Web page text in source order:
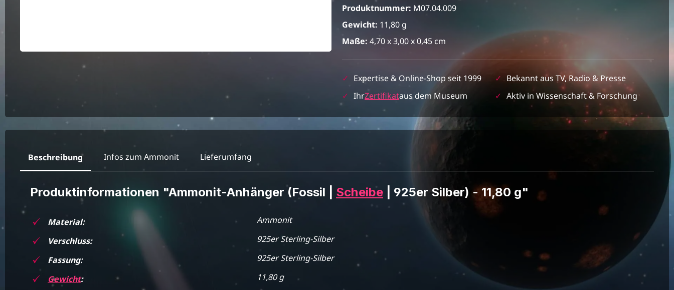
Produktnummer: M07.04.009
Gewicht: 11,80 g
Maße: 4,70 x 3,00 x 0,45 cm
✓ Expertise & Online-Shop seit 1999 ✓ Bekannt aus TV, Radio & Presse
✓ IhrZertifikataus dem Museum ✓ Aktiv in Wissenschaft & Forschung
Beschreibung Infos zum Ammonit Lieferumfang
Produktinformationen "Ammonit-Anhänger (Fossil | Scheibe | 925er Silber) - 11,80 g"
Material:
Ammonit
Verschluss:
925er Sterling-Silber
Fassung:
925er Sterling-Silber
Gewicht:
11,80 g